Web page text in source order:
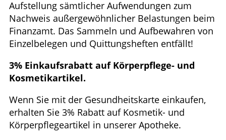
Aufstellung sämtlicher Aufwendungen zum
Nachweis außergewöhnlicher Belastungen beim
Finanzamt. Das Sammeln und Aufbewahren von
Einzelbelegen und Quittungsheften entfällt!
3% Einkaufsrabatt auf Körperpflege- und
Kosmetikartikel.
Wenn Sie mit der Gesundheitskarte einkaufen,
erhalten Sie 3% Rabatt auf Kosmetik- und
Körperpflegeartikel in unserer Apotheke.